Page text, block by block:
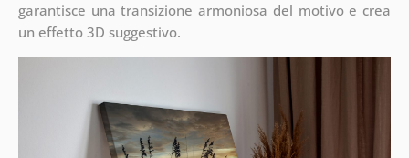
garantisce una transizione armoniosa del motivo e crea
un effetto 3D suggestivo.